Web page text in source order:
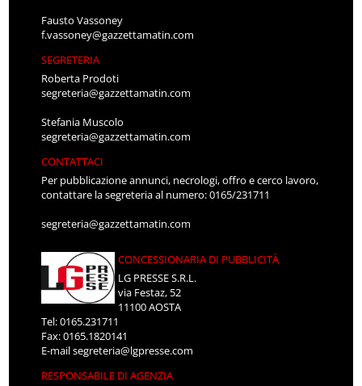
Fausto Vassoney
f.vassoney@gazzettamatin.com
SEGRETERIA
Roberta Prodoti
segreteria@gazzettamatin.com
Stefania Muscolo
segreteria@gazzettamatin.com
CONTATTACI
Per pubblicazione annunci, necrologi, offro e cerco lavoro,
contattare la segreteria al numero: 0165/231711
segreteria@gazzettamatin.com
CONCESSIONARIA DI PUBBLICITÀ
LG PRESSE S.R.L.
via Festaz, 52
11100 AOSTA
Tel: 0165.231711
Fax: 0165.1820141
E-mailsegreteria@lgpresse.com
RESPONSABILE DI AGENZIA